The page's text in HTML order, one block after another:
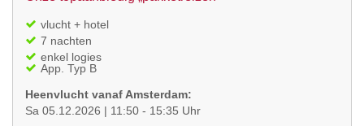
vlucht + hotel
7 nachten
enkel logies
App. Typ B
Heenvlucht vanaf Amsterdam:
Sa 05.12.2026 | 11:50 - 15:35 Uhr